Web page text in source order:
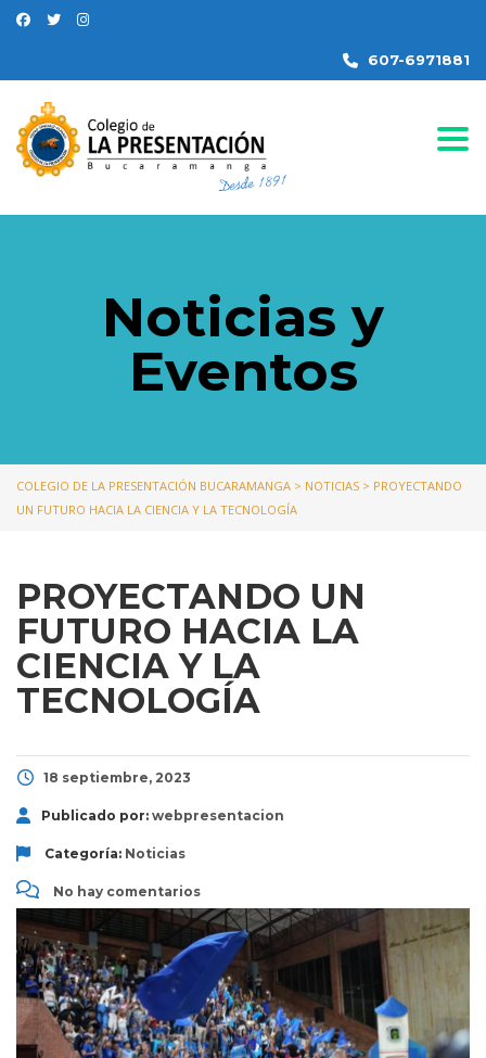
607-6971881
Noticias y
Eventos
COLEGIO DE LA PRESENTACIÓN BUCARAMANGA > NOTICIAS > PROYECTANDO
UN FUTURO HACIA LA CIENCIA Y LA TECNOLOGÍA
PROYECTANDO UN
FUTURO HACIA LA
CIENCIA Y LA
TECNOLOGÍA
18 septiembre, 2023
Publicado por: webpresentacion
Categoría: Noticias
No hay comentarios